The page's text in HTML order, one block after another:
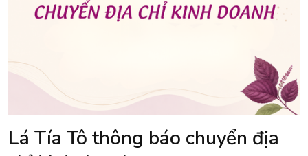
Lá Tía Tô thông báo chuyển địa